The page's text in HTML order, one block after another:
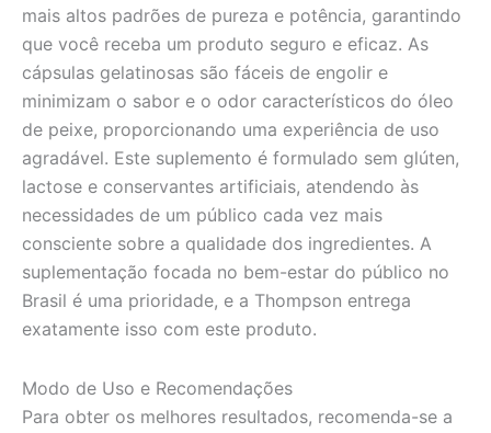
mais altos padrões de pureza e potência, garantindo
que você receba um produto seguro e eficaz. As
cápsulas gelatinosas são fáceis de engolir e
minimizam o sabor e o odor característicos do óleo
de peixe, proporcionando uma experiência de uso
agradável. Este suplemento é formulado sem glúten,
lactose e conservantes artificiais, atendendo às
necessidades de um público cada vez mais
consciente sobre a qualidade dos ingredientes. A
suplementação focada no bem-estar do público no
Brasil é uma prioridade, e a Thompson entrega
exatamente isso com este produto.
Modo de Uso e Recomendações
Para obter os melhores resultados, recomenda-se a